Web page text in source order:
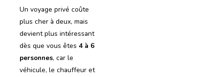
Un voyage privé coûte
plus cher à deux, mais
devient plus intéressant
dès que vous êtes 4 à 6
personnes, car le
véhicule, le chauffeur et